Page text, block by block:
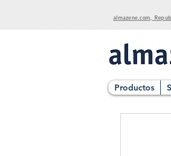
almazene.com,
Productos